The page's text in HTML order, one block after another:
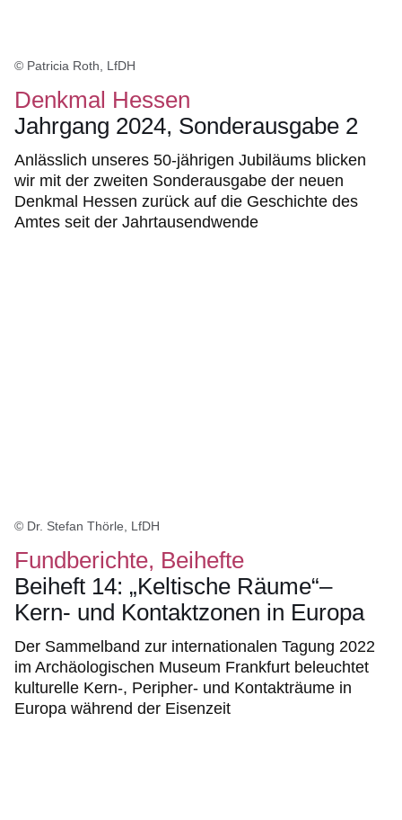
© Patricia Roth, LfDH
Denkmal Hessen
Jahrgang 2024, Sonderausgabe 2
Anlässlich unseres 50-jährigen Jubiläums blicken
wir mit der zweiten Sonderausgabe der neuen
Denkmal Hessen zurück auf die Geschichte des
Amtes seit der Jahrtausendwende
© Dr. Stefan Thörle, LfDH
Fundberichte, Beihefte
Beiheft 14: „Keltische Räume“–
Kern- und Kontaktzonen in Europa
Der Sammelband zur internationalen Tagung 2022
im Archäologischen Museum Frankfurt beleuchtet
kulturelle Kern-, Peripher- und Kontakträume in
Europa während der Eisenzeit